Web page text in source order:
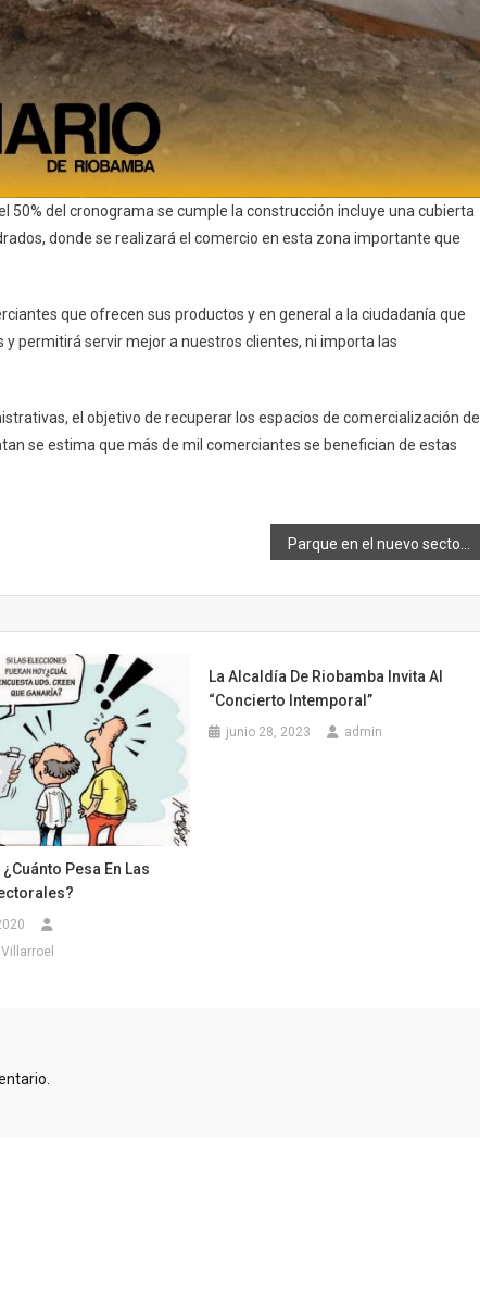
50% del cronograma se cumple la construcción incluye una cubierta
donde se realizará el comercio en esta zona importante que
que ofrecen sus productos y en general a la ciudadanía que
permitirá servir mejor a nuestros clientes, ni importa las
el objetivo de recuperar los espacios de comercialización de
se estima que más de mil comerciantes se benefician de estas
Pesa En Las
La Alcaldía De Riobamba Invita Al
“Concierto Intemporal”
junio 28, 2023 admin